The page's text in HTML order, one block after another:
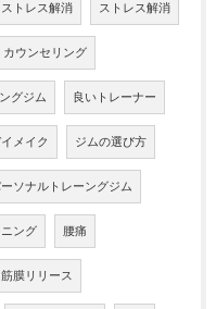
ストレス解消 ストレス解消
カウンセリング
グジム 良いトレーナー
メイク ジムの選び方
ソナルトレーングジム
ング 腰痛
筋膜リリース